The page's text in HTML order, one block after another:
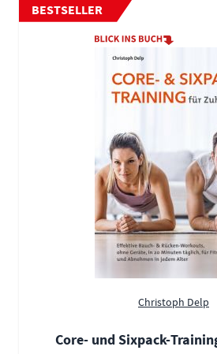
BESTSELLER
Christoph Delp
Core- und Sixpack-